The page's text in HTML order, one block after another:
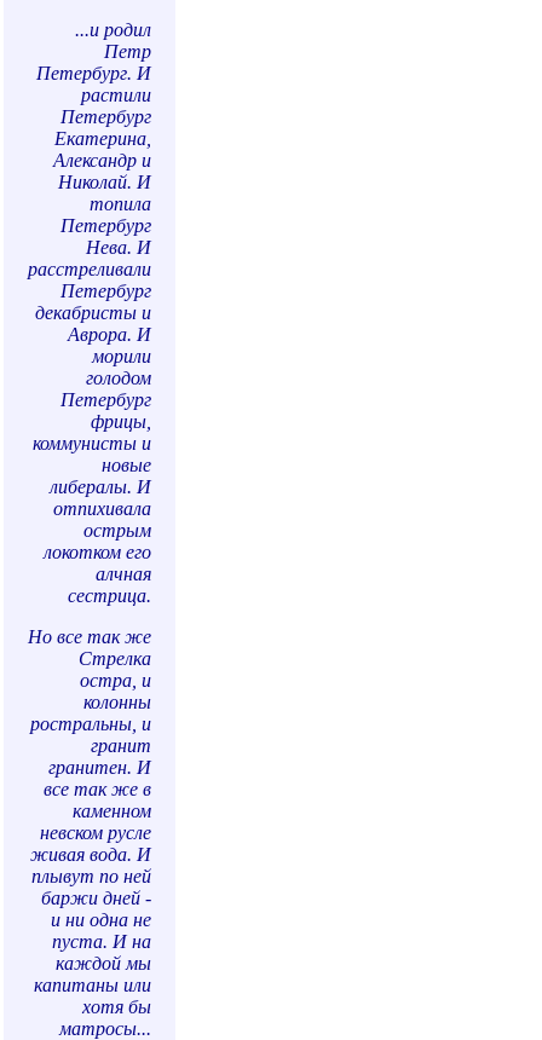
...и родил
Петр
Петербург. И
растили
Петербург
Екатерина,
Александр и
Николай. И
топила
Петербург
Нева. И
расстреливали
Петербург
декабристы и
Аврора. И
морили
голодом
Петербург
фрицы,
коммунисты и
новые
либералы. И
отпихивала
острым
локотком его
алчная
сестрица.
Но все так же
Стрелка
остра, и
колонны
ростральны, и
гранит
гранитен. И
все так же в
каменном
невском русле
живая вода. И
плывут по ней
баржи дней -
и ни одна не
пуста. И на
каждой мы
капитаны или
хотя бы
матросы...